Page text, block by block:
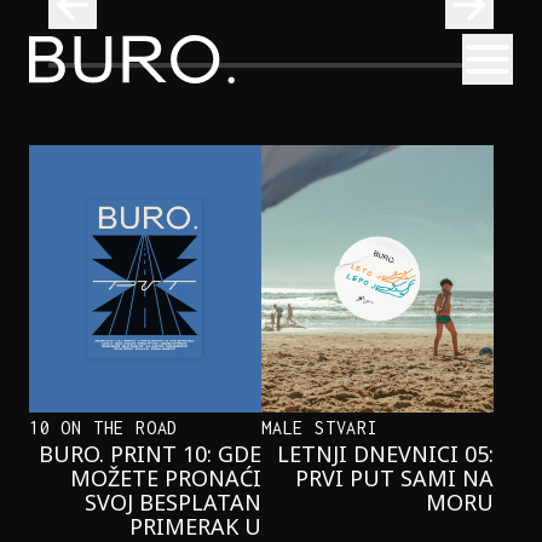
BURO.
ONAJ JEDAN PROIZVOD KOJI
STALNO SELIMO SA POLICE U
TORBE
10 ON THE ROAD
BURO. PRINT 10: GDE
MOŽETE PRONAĆI
SVOJ BESPLATAN
PRIMERAK U
MALE STVARI
LETNJI DNEVNICI 05:
PRVI PUT SAMI NA
MORU